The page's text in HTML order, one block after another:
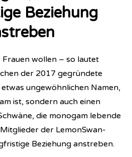
Beziehung
Frauen wollen – so lautet
der 2017 gegründete
ungewöhnlichen Namen,
ist, sondern auch einen
die monogam lebende
der LemonSwan-
Beziehung anstreben.